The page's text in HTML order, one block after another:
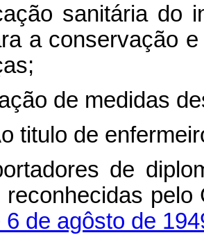
sanitária do
a conservação
de medidas
titulo de
de
reconhecidas
6 de agôsto de